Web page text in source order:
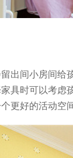
出间小房间给
具时可以考虑
更好的活动空间